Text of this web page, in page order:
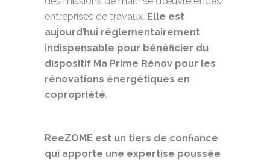
entreprises de travaux. Elle est
aujourd’hui réglementairement
indispensable pour bénéficier du
dispositif Ma Prime Rénov pour les
rénovations énergétiques en
copropriété.
ReeZOME est un tiers de confiance
qui apporte une expertise poussée